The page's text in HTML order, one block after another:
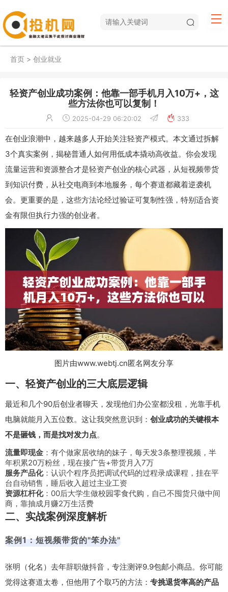
首页 > 创业就业
轻资产创业成功案例：他靠一部手机月入10万+，这
些方法你也可以复制！
2025-04-29 06:20:02 333
在创业浪潮中，越来越多人开始关注轻资产模式。本文通过拆解
3个真实案例，揭秘普通人如何用低成本撬动高收益。你会发现
流量运营和资源整合才是轻资产创业的核心武器，从短视频带货
到知识付费，从社交电商到本地服务，每个赛道都藏着逆袭机
会。更重要的是，这些方法论经过验证可复制性强，特别适合资
金有限但执行力强的创业者。
图片由www.webtj.cn匿名网友分享
一、轻资产创业的三大底层逻辑
最近和几个90后创业者聊天，发现他们办公室都没租，光靠手机
电脑就能月入五位数。这让我突然意识到： 创业成功的关键根本
不是砸钱，而是找对发力点。
流量即现金 ：有个做家居收纳的妹子，每天发3条整理视频，半
年积累20万粉丝，现在接广告+带货月入7万
服务产品化：认识个程序员把调试代码的过程录成课程，挂在平
台自动销售，睡后收入超过主业工资
资源杠杆化：00后大学生做校园零食代购，自己不囤货只做中间
商，靠抽成月赚2万生活费
二、实战案例深度解析
案例1：短视频带货的"笨办法"
张明（化名）去年辞职做抖音，专注测评9.9包邮小商品。你可能
觉得这赛道太卷，但他用了个取巧的方法： 专挑退货率高的产品